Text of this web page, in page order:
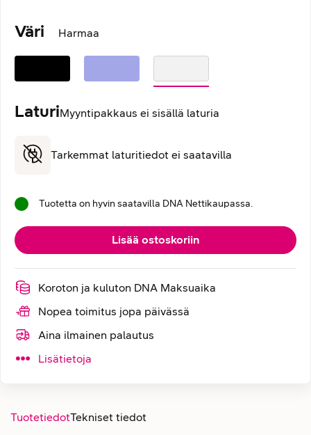
Väri Harmaa
LaturiMyyntipakkaus ei sisällä laturia
Tarkemmat laturitiedot ei saatavilla
Tuotetta on hyvin saatavilla DNA Nettikaupassa.
Lisää ostoskoriin
Koroton ja kuluton DNA Maksuaika
Nopea toimitus jopa päivässä
Aina ilmainen palautus
Lisätietoja
TuotetiedotTekniset tiedot